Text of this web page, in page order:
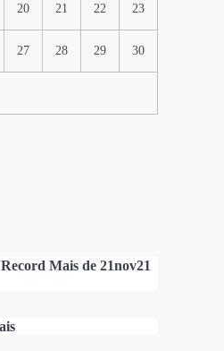
20 21 22 23
27 28 29 30
Mais de 21nov21